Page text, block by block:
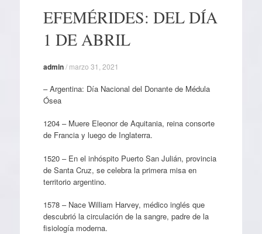
contenidoEFEMÉRIDES: DEL DÍA
1 DE ABRIL
admin/ marzo 31, 2021
– Argentina: Día Nacional del Donante de Médula
Ósea
1204 – Muere Eleonor de Aquitania, reina consorte
de Francia y luego de Inglaterra.
1520 – En el inhóspito Puerto San Julián, provincia
de Santa Cruz, se celebra la primera misa en
territorio argentino.
1578 – Nace William Harvey, médico inglés que
descubrió la circulación de la sangre, padre de la
fisiología moderna.